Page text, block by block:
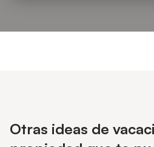
Otras ideas de